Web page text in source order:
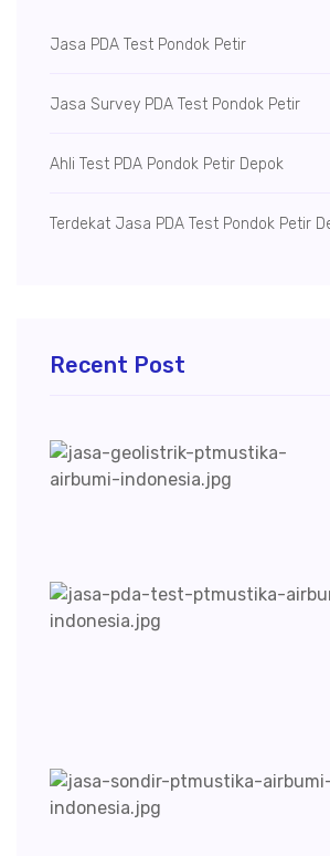
Jasa PDA Test Pondok Petir
Jasa Survey PDA Test Pondok Petir
Ahli Test PDA Pondok Petir Depok
Terdekat Jasa PDA Test Pondok Petir
Recent Post